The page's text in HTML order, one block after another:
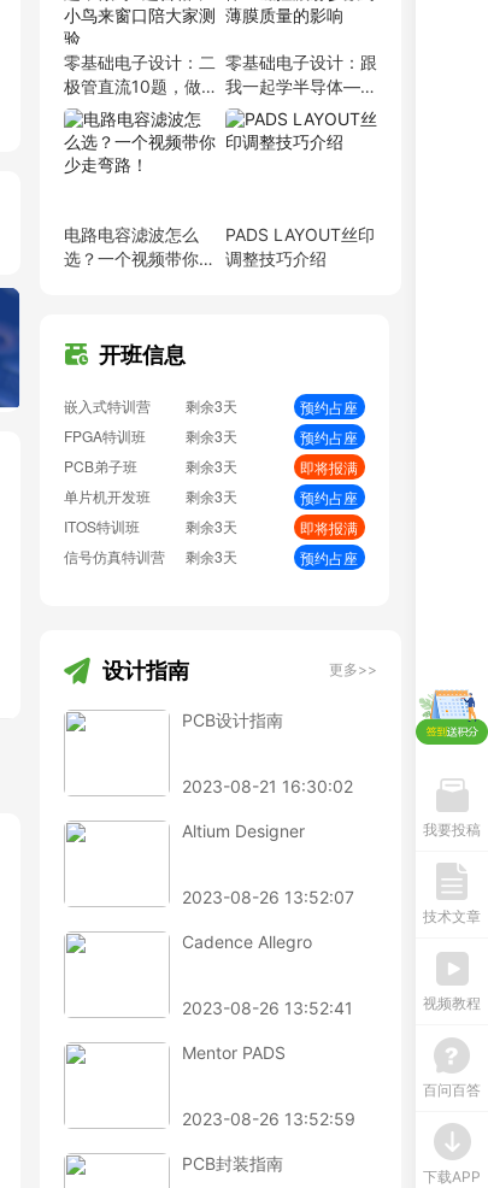
零基础电子设计：二
极管直流10题，做
对8题合格，小鸟来
窗口陪大家测验
零基础电子设计：跟
我一起学半导体—磁
控溅射参数对薄膜质
量的影响
电路电容滤波怎么
选？一个视频带你少
PADS LAYOUT丝印
调整技巧介绍
开班信息
硬件弟子班
剩余3天
即将报满
PCB线下班
硬件开发班
剩余3天
即将报满
PCB特训营
剩余3天
射频基础班
剩余3天
即将报满
EMC加强班
嵌入式特训营
剩余3天
预约占座
FPGA特训班
剩余3天
预约占座
ITOS特训班
数字IC设计班
剩余3天
即将报满
硬件弟子班
剩余3天
即将报满
PCB线下班
剩余3天
即将报满
硬件开发班
剩余3天
即将报满
PCB特训营
剩余3天
预约占座
射频基础班
剩余3天
即将报满
设计指南 更多>>
PCB设计指南
2023-08-21 16:30:02
Altium Designer
2023-08-26 13:52:07
Cadence Allegro
2023-08-26 13:52:41
Mentor PADS
2023-08-26 13:52:59
PCB封装指南
我要投稿
技术文章
视频教程
百问百答
下载APP